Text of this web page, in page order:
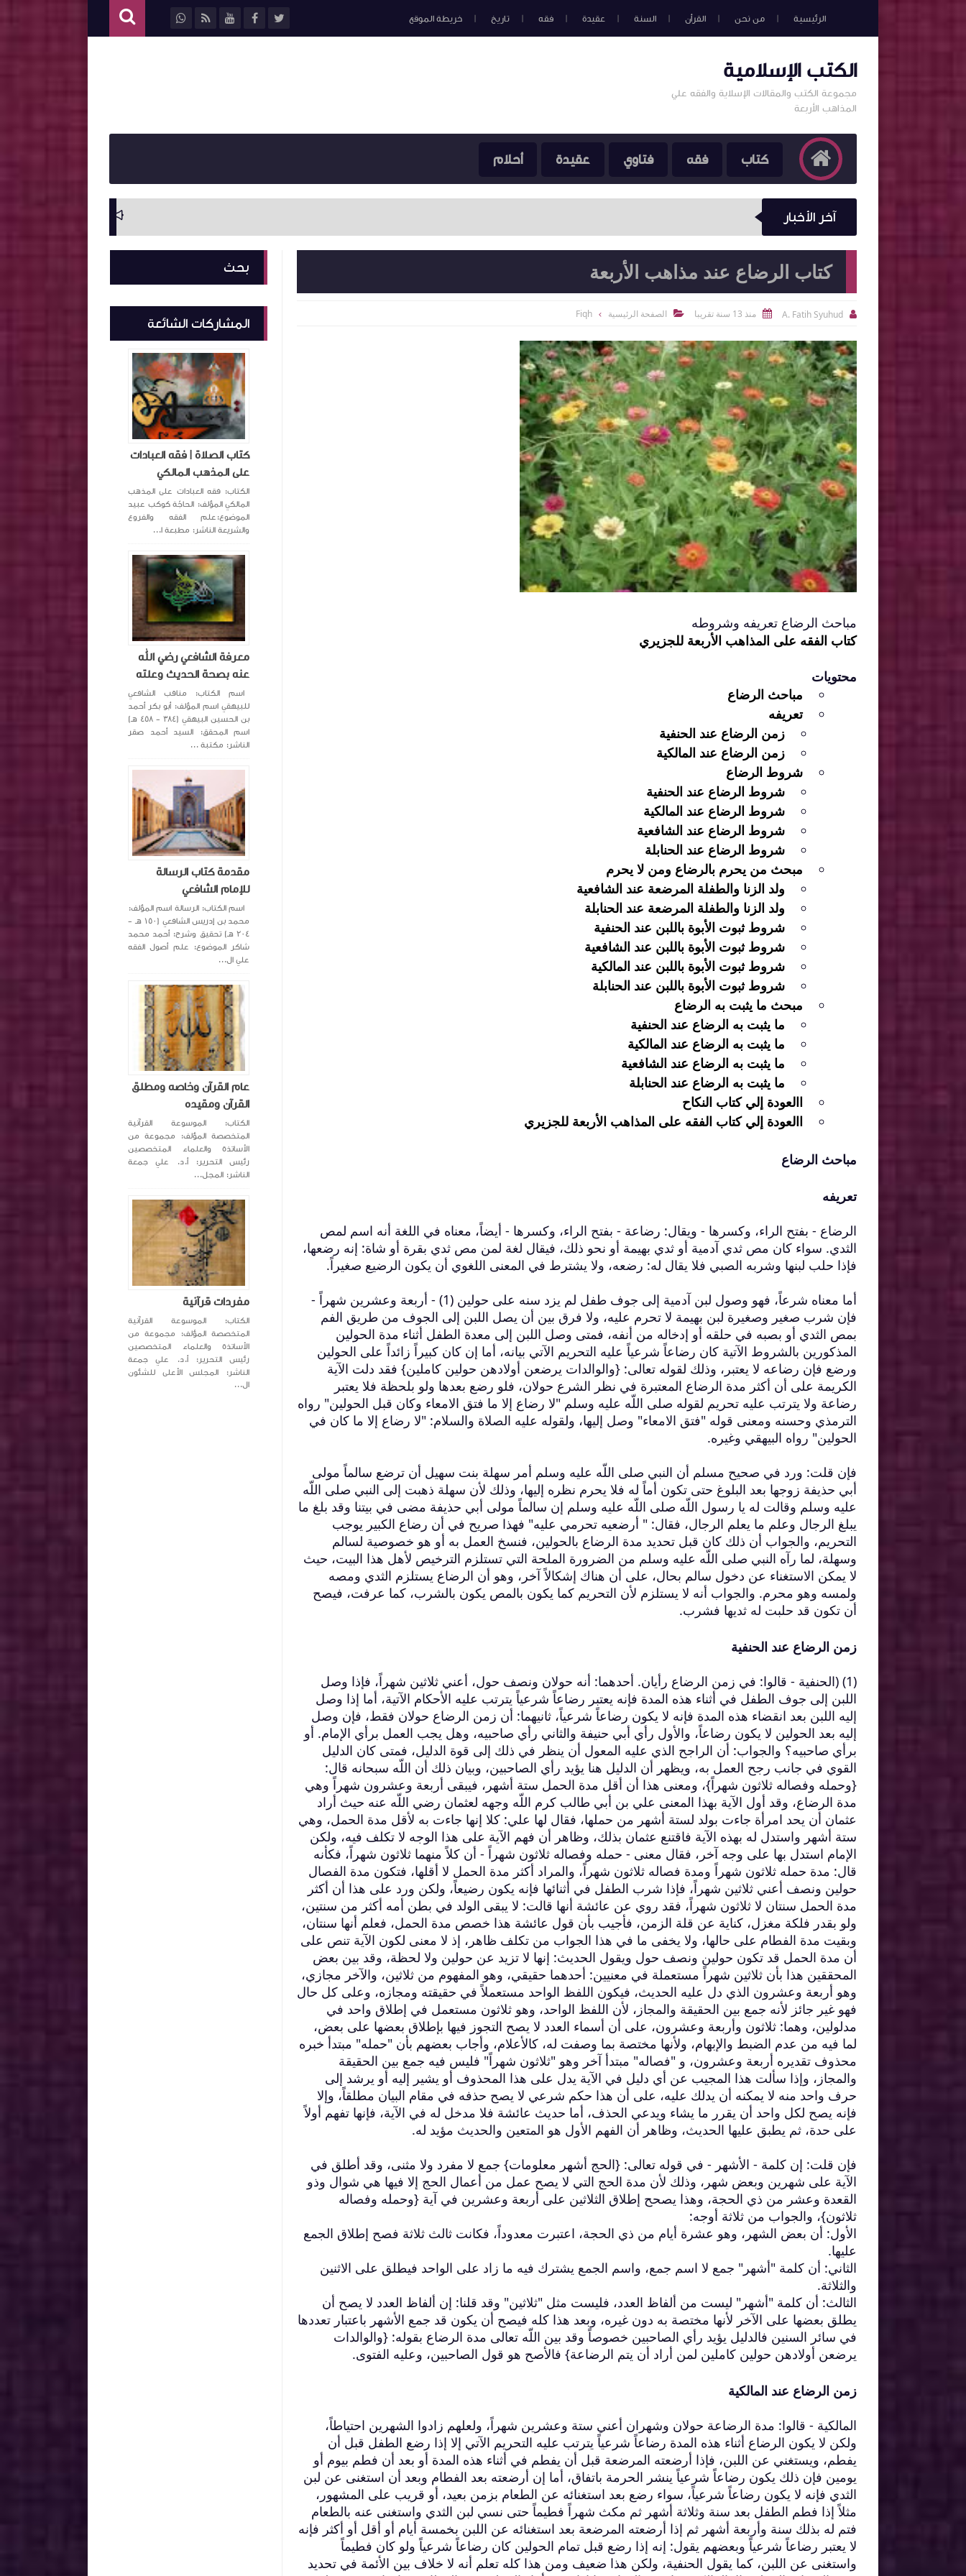
الرئيسية من نحن القرأن السنة عقيدة فقه تاريخ خريطة الموقع
الكتب الإسلامية
مجموعة الكتب والمقالات الإسلاية والفقه علي
المذاهب الأربعة
كتاب فقه فتاوي عقيدة أحلام
آخر الأخبار
كتاب الرضاع عند مذاهب الأربعة

A. Fatih Syuhud
 منذ 13 سنة تقريبا  الصفحة الرئيسية Fiqh
مباحث الرضاع تعريفه وشروطه
كتاب الفقه على المذاهب الأربعة للجزيري
محتويات
مباحث الرضاع
تعريفه
زمن الرضاع عند الحنفية
زمن الرضاع عند المالكية
شروط الرضاع
شروط الرضاع عند الحنفية
شروط الرضاع عند المالكية
شروط الرضاع عند الشافعية
شروط الرضاع عند الحنابلة
مبحث من يحرم بالرضاع ومن لا يحرم
ولد الزنا والطفلة المرضعة عند الشافعية
ولد الزنا والطفلة المرضعة عند الحنابلة
شروط ثبوت الأبوة باللبن عند الحنفية
شروط ثبوت الأبوة باللبن عند الشافعية
شروط ثبوت الأبوة باللبن عند المالكية
شروط ثبوت الأبوة باللبن عند الحنابلة
مبحث ما يثبت به الرضاع
ما يثبت به الرضاع عند الحنفية
ما يثبت به الرضاع عند المالكية
ما يثبت به الرضاع عند الشافعية
ما يثبت به الرضاع عند الحنابلة
االعودة إلي كتاب النكاح
االعودة إلي كتاب الفقه على المذاهب الأربعة للجزيري
مباحث الرضاع
تعريفه
الرضاع - بفتح الراء، وكسرها - ويقال: رضاعة - بفتح الراء، وكسرها - أيضاً، معناه في اللغة أنه اسم لمص
الثدي. سواء كان مص ثدي آدمية أو ثدي بهيمة أو نحو ذلك، فيقال لغة لمن مص ثدي بقرة أو شاة: إنه رضعها،
فإذا حلب لبنها وشربه الصبي فلا يقال له: رضعه، ولا يشترط في المعنى اللغوي أن يكون الرضيع صغيراً.
أما معناه شرعاً، فهو وصول لبن آدمية إلى جوف طفل لم يزد سنه على حولين (1) - أربعة وعشرين شهراً -
فإن شرب صغير وصغيرة لبن بهيمة لا تحرم عليه، ولا فرق بين أن يصل اللبن إلى الجوف من طريق الفم
بمص الثدي أو بصبه في حلقه أو إدخاله من أنفه، فمتى وصل اللبن إلى معدة الطفل أثناء مدة الحولين
المذكورين بالشروط الآتية كان رضاعاً شرعياً عليه التحريم الآتي بيانه، أما إن كان كبيراً زائداً على الحولين
ورضع فإن رضاعه لا يعتبر، وذلك لقوله تعالى: {والوالدات يرضعن أولادهن حولين كاملين} فقد دلت الآية
الكريمة على أن أكثر مدة الرضاع المعتبرة في نظر الشرع حولان، فلو رضع بعدها ولو بلحظة فلا يعتبر
رضاعة ولا يترتب عليه تحريم لقوله صلى اللّه عليه وسلم "لا رضاع إلا ما فتق الامعاء وكان قبل الحولين" رواه
الترمذي وحسنه ومعنى قوله "فتق الامعاء" وصل إليها، ولقوله عليه الصلاة والسلام: "لا رضاع إلا ما كان في
الحولين" رواه البيهقي وغيره.
فإن قلت: ورد في صحيح مسلم أن النبي صلى اللّه عليه وسلم أمر سهلة بنت سهيل أن ترضع سالماً مولى
أبي حذيفة زوجها بعد البلوغ حتى تكون أماً له فلا يحرم نظره إليها، وذلك لأن سهلة ذهبت إلى النبي صلى اللّه
عليه وسلم وقالت له يا رسول اللّه صلى اللّه عليه وسلم إن سالماً مولى أبي حذيفة مضى في بيتنا وقد بلغ ما
يبلغ الرجال وعلم ما يعلم الرجال، فقال: " أرضعيه تحرمي عليه" فهذا صريح في أن رضاع الكبير يوجب
التحريم، والجواب أن ذلك كان قبل تحديد مدة الرضاع بالحولين، فنسخ العمل به أو هو خصوصية لسالم
وسهلة، لما رآه النبي صلى اللّه عليه وسلم من الضرورة الملحة التي تستلزم الترخيص لأهل هذا البيت، حيث
لا يمكن الاستغناء عن دخول سالم بحال، على أن هناك إشكالاً آخر، وهو أن الرضاع يستلزم الثدي ومصه
ولمسه وهو محرم. والجواب أنه لا يستلزم لأن التحريم كما يكون بالمص يكون بالشرب، كما عرفت، فيصح
أن تكون قد حلبت له ثديها فشرب.
زمن الرضاع عند الحنفية
(1) (الحنفية - قالوا: في زمن الرضاع رأيان. أحدهما: أنه حولان ونصف حول، أعني ثلاثين شهراً، فإذا وصل
اللبن إلى جوف الطفل في أثناء هذه المدة فإنه يعتبر رضاعاً شرعياً يترتب عليه الأحكام الآتية، أما إذا وصل
إليه اللبن بعد انقضاء هذه المدة فإنه لا يكون رضاعاً شرعياً، ثانيهما: أن زمن الرضاع حولان فقط، فإن وصل
إليه بعد الحولين لا يكون رضاعاً، والأول رأي أبي حنيفة والثاني رأي صاحبيه، وهل يجب العمل برأي الإمام. أو
برأي صاحبيه؟ والجواب: أن الراجح الذي عليه المعول أن ينظر في ذلك إلى قوة الدليل، فمتى كان الدليل
القوي في جانب رجح العمل به، ويظهر أن الدليل هنا يؤيد رأي الصاحبين، وبيان ذلك أن اللّه سبحانه قال:
{وحمله وفصاله ثلاثون شهراً}، ومعنى هذا أن أقل مدة الحمل ستة أشهر، فيبقى أربعة وعشرون شهراً وهي
مدة الرضاع، وقد أول الآية بهذا المعنى علي بن أبي طالب كرم اللّه وجهه لعثمان رضي اللّه عنه حيث أراد
عثمان أن يحد امرأة جاءت بولد لستة أشهر من حملها، فقال لها علي: كلا إنها جاءت به لأقل مدة الحمل، وهي
ستة أشهر واستدل له بهذه الآية فاقتنع عثمان بذلك، وظاهر أن فهم الآية على هذا الوجه لا تكلف فيه، ولكن
الإمام استدل بها على وجه آخر، فقال معنى - حمله وفصاله ثلاثون شهراً - أن كلاً منهما ثلاثون شهراً، فكأنه
قال: مدة حمله ثلاثون شهراً ومدة فصاله ثلاثون شهراً، والمراد أكثر مدة الحمل لا أقلها، فتكون مدة الفصال
حولين ونصف أعني ثلاثين شهراً، فإذا شرب الطفل في أثنائها فإنه يكون رضيعاً، ولكن ورد على هذا أن أكثر
مدة الحمل سنتان لا ثلاثون شهراً، فقد روي عن عائشة أنها قالت: لا يبقى الولد في بطن أمه أكثر من سنتين،
ولو بقدر فلكة مغزل، كناية عن قلة الزمن، فأجيب بأن قول عائشة هذا خصص مدة الحمل، فعلم أنها سنتان،
وبقيت مدة الفطام على حالها، ولا يخفى ما في هذا الجواب من تكلف ظاهر، إذ لا معنى لكون الآية تنص على
أن مدة الحمل قد تكون حولين ونصف حول ويقول الحديث: إنها لا تزيد عن حولين ولا لحظة، وقد بين بعض
المحققين هذا بأن ثلاثين شهراً مستعملة في معنيين: أحدهما حقيقي، وهو المفهوم من ثلاثين، والآخر مجازي،
وهو أربعة وعشرون الذي دل عليه الحديث، فيكون اللفظ الواحد مستعملاً في حقيقته ومجازه، وعلى كل حال
فهو غير جائز لأنه جمع بين الحقيقة والمجاز، لأن اللفظ الواحد، وهو ثلاثون مستعمل في إطلاق واحد في
مدلولين، وهما: ثلاثون وأربعة وعشرون، على أن أسماء العدد لا يصح التجوز فيها بإطلاق بعضها على بعض،
لما فيه من عدم الضبط والإبهام، ولأنها مختصة بما وصفت له، كالأعلام، وأجاب بعضهم بأن "حمله" مبتدأ خبره
محذوف تقديره أربعة وعشرون، و "فصاله" مبتدأ آخر وهو "ثلاثون شهراً" فليس فيه جمع بين الحقيقة
والمجاز، وإذا سألت هذا المجيب عن أي دليل في الآية يدل على هذا المحذوف أو يشير إليه أو يرشد إلى
حرف واحد منه لا يمكنه أن يدلك عليه، على أن هذا حكم شرعي لا يصح حذفه في مقام البيان مطلقاً، وإلا
فإنه يصح لكل واحد أن يقرر ما يشاء ويدعي الحذف، أما حديث عائشة فلا مدخل له في الآية، فإنها تفهم أولاً
على حدة، ثم يطبق عليها الحديث، وظاهر أن الفهم الأول هو المتعين والحديث مؤيد له.
فإن قلت: إن كلمة - الأشهر - في قوله تعالى: {الحج أشهر معلومات} جمع لا مفرد ولا مثنى، وقد أطلق في
الآية على شهرين وبعض شهر، وذلك لأن مدة الحج التي لا يصح عمل من أعمال الحج إلا فيها هي شوال وذو
القعدة وعشر من ذي الحجة، وهذا يصحح إطلاق الثلاثين على أربعة وعشرين في آية {وحمله وفصاله
ثلاثون}، والجواب من ثلاثة أوجه:
الأول: أن بعض الشهر، وهو عشرة أيام من ذي الحجة، اعتبرت معدوداً، فكانت ثالث ثلاثة فصح إطلاق الجمع
عليها.
الثاني: أن كلمة "أشهر" جمع لا اسم جمع، واسم الجمع يشترك فيه ما زاد على الواحد فيطلق على الاثنين
والثلاثة.
الثالث: أن كلمة "أشهر" ليست من ألفاظ العدد، فليست مثل "ثلاثين" وقد قلنا: إن ألفاظ العدد لا يصح أن
يطلق بعضها على الآخر لأنها مختصة به دون غيره، وبعد هذا كله فيصح أن يكون قد جمع الأشهر باعتبار تعددها
في سائر السنين فالدليل يؤيد رأي الصاحبين خصوصاً وقد بين اللّه تعالى مدة الرضاع بقوله: {والوالدات
يرضعن أولادهن حولين كاملين لمن أراد أن يتم الرضاعة} فالأصح هو قول الصاحبين، وعليه الفتوى.
زمن الرضاع عند المالكية
المالكية - قالوا: مدة الرضاعة حولان وشهران أعني ستة وعشرين شهراً، ولعلهم زادوا الشهرين احتياطاً،
ولكن لا يكون الرضاع أثناء هذه المدة رضاعاً شرعياً يترتب عليه التحريم الآتي إلا إذا رضع الطفل قبل أن
يفطم، ويستغني عن اللبن، فإذا أرضعته المرضعة قبل أن يفطم في أثناء هذه المدة أو بعد أن فطم بيوم أو
يومين فإن ذلك يكون رضاعاً شرعياً ينشر الحرمة باتفاق، أما إن أرضعته بعد الفطام وبعد أن استغنى عن لبن
الثدي فإنه لا يكون رضاعاً شرعياً، سواء رضع بعد استغنائه عن الطعام بزمن بعيد، أو قريب على المشهور،
مثلاً إذا فطم الطفل بعد سنة وثلاثة أشهر ثم مكث شهراً فطيماً حتى نسي لبن الثدي واستغنى عنه بالطعام
فتم له بذلك سنة وأربعة أشهر ثم إذا أرضعته المرضعة بعد استغنائه عن اللبن بخمسة أيام أو أقل أو أكثر فإنه
لا يعتبر رضاعاً شرعياً وبعضهم يقول: إنه إذا رضع قبل تمام الحولين كان رضاعاً شرعياً ولو كان فطيماً
واستغنى عن اللبن، كما يقول الحنفية، ولكن هذا ضعيف ومن هذا كله تعلم أنه لا خلاف بين الأئمة في تحديد
بحث
المشاركات الشائعة
كتاب الصلاة | فقه العبادات
على المذهب المالكي
الكتاب: فقه العبادات على المذهب
المالكي المؤلف: الحاجّة كوكب عبيد
الموضوع:علم الفقه والفروع
والشريعة الناشر: مطبعة ا...
معرفة الشافعي رضي الله
عنه بصحة الحديث وعلته
اسم الكتاب: مناقب الشافعي
للبيهقي اسم المؤلف: أبو بكر أحمد
بن الحسين البيهقي (٣٨٤ - ٤٥٨ هـ)
اسم المحقق: السيد أحمد صقر
الناشر: مكتبة ...
مقدمة كتاب الرسالة
للإمام الشافعي
اسم الكتاب: الرسالة اسم المؤلف:
محمد بن إدريس الشافعي (١٥٠ هـ -
٢٠٤ هـ) تحقيق وشرح: أحمد محمد
شاكر الموضوع: علم أصول الفقه
علي ال...
عام القرآن وخاصه ومطلق
القرآن ومقيده
الكتاب: الموسوعة القرآنية
المتخصصة المؤلف: مجموعة من
الأساتذة والعلماء المتخصصين
رئيس التحرير: أ.د. علي جمعة
الناشر: المجل...
مفردات قرآنية
الكتاب: الموسوعة القرآنية
المتخصصة المؤلف: مجموعة من
الأساتذة والعلماء المتخصصين
رئيس التحرير: أ.د. علي جمعة
الناشر: المجلس الأعلى للشئون
ال...